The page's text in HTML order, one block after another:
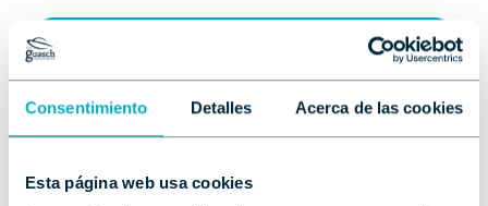
Consentimiento Detalles Acerca de las cookies
Esta página web usa cookies
o continúa con